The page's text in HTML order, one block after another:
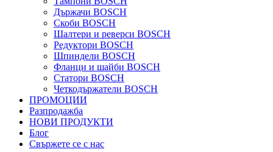
Държачи BOSCH
Скоби BOSCH
Шалтери и реверси BOSCH
Редуктори BOSCH
Шпиндели BOSCH
Фланци и шайби BOSCH
Статори BOSCH
Четкодържатели BOSCH
ПРОМОЦИИ
Разпродажба
НОВИ ПРОДУКТИ
Блог
Свържете се с нас